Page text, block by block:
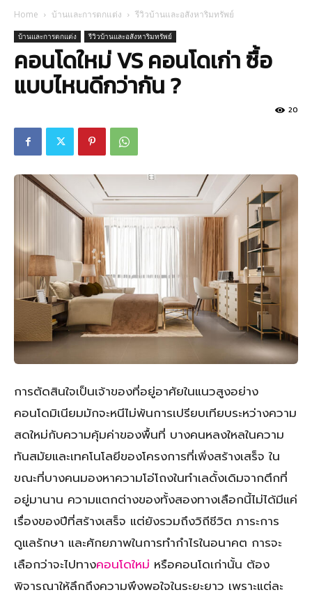
Home บ้านและการตกแต่ง รีวิวบ้านและอสังหาริมทรัพย์
บ้านและการตกแต่ง รีวิวบ้านและอสังหาริมทรัพย์
คอนโดใหม่ VS คอนโดเก่า ซื้อ
แบบไหนดีกว่ากัน ?
20
การตัดสินใจเป็นเจ้าของที่อยู่อาศัยในแนวสูงอย่าง
คอนโดมิเนียมมักจะหนีไม่พ้นการเปรียบเทียบระหว่างความ
สดใหม่กับความคุ้มค่าของพื้นที่ บางคนหลงใหลในความ
ทันสมัยและเทคโนโลยีของโครงการที่เพิ่งสร้างเสร็จ ใน
ขณะที่บางคนมองหาความโอ่โถงในทำเลดั้งเดิมจากตึกที่
อยู่มานาน ความแตกต่างของทั้งสองทางเลือกนี้ไม่ได้มีแค่
เรื่องของปีที่สร้างเสร็จ แต่ยังรวมถึงวิถีชีวิต ภาระการ
ดูแลรักษา และศักยภาพในการทำกำไรในอนาคต การจะ
เลือกว่าจะไปทางคอนโดใหม่ หรือคอนโดเก่านั้น ต้อง
พิจารณาให้ลึกถึงความพึงพอใจในระยะยาว เพราะแต่ละ